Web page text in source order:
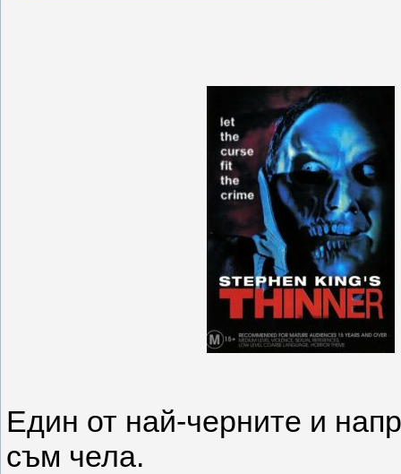
Един от най-черните и
съм чела.